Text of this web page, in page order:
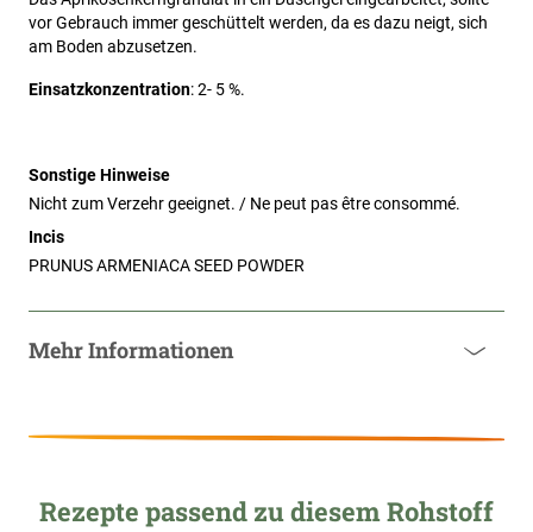
vor Gebrauch immer geschüttelt werden, da es dazu neigt, sich
am Boden abzusetzen.
Einsatzkonzentration: 2- 5 %.
Sonstige Hinweise
Nicht zum Verzehr geeignet. / Ne peut pas être consommé.
Incis
PRUNUS ARMENIACA SEED POWDER
Mehr Informationen
Rezepte passend zu diesem Rohstoff